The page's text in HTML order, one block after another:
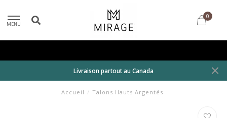
MENU
0
Livraison partout au Canada
Accueil / Talons Hauts Argentés